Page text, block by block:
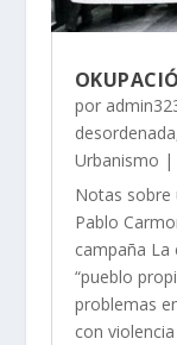
por
desordenada
Urbanismo |
Notas sobre
Pablo
campaña La
“pueblo
problemas
con